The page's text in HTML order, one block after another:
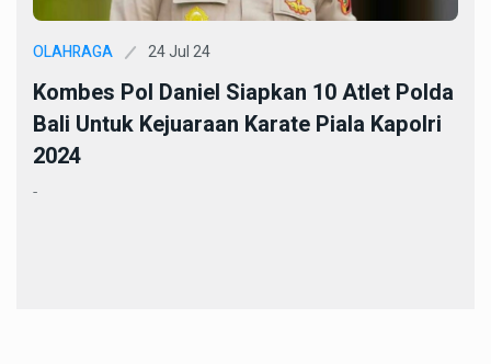
OLAHRAGA 24 Jul 24
Kombes Pol Daniel Siapkan 10 Atlet Polda
Bali Untuk Kejuaraan Karate Piala Kapolri
2024
-